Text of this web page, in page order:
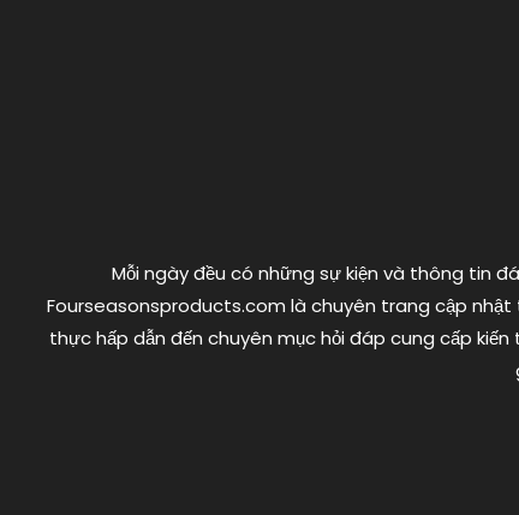
Mỗi ngày đều có những sự kiện và thông tin
Fourseasonsproducts.com là chuyên trang cập
thực hấp dẫn đến chuyên mục hỏi đáp cung cấp